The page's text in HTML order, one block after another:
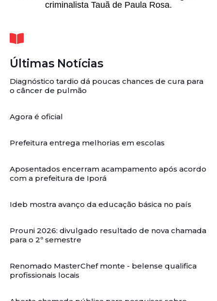
criminalista Tauã de Paula Rosa.
Últimas Notícias
Diagnóstico tardio dá poucas chances de cura para
o câncer de pulmão
Agora é oficial
Prefeitura entrega melhorias em escolas
Aposentados encerram acampamento após acordo
com a prefeitura de Iporá
Ideb mostra avanço da educação básica no país
Prouni 2026: divulgado resultado de nova chamada
para o 2º semestre
Renomado MasterChef monte - belense qualifica
profissionais locais